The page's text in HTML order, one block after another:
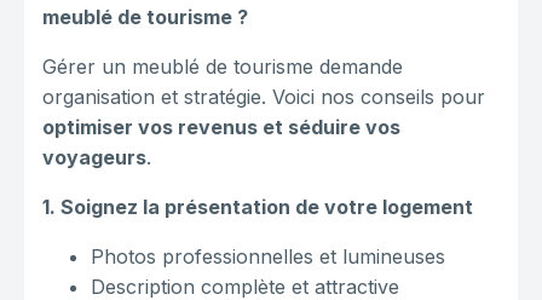
meublé de tourisme ?
Gérer un meublé de tourisme demande
organisation et stratégie. Voici nos conseils pour
optimiser vos revenus et séduire vos
voyageurs.
1. Soignez la présentation de votre logement
Photos professionnelles et lumineuses
Description complète et attractive